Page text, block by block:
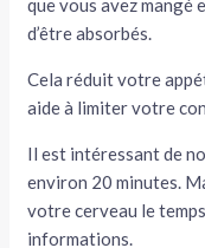
que vous avez mangé
d’être absorbés.
Cela réduit votre
aide à limiter votre
Il est intéressant de
environ 20 minutes.
votre cerveau le
informations.